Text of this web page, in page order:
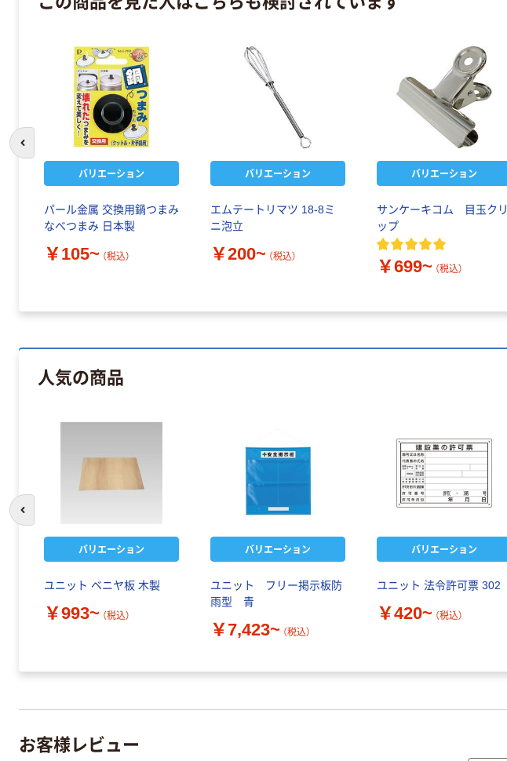
バリエーション
パール金属 交換用鍋つまみ
なべつまみ 日本製
￥105~ （税込）
バリエーション
エムテートリマツ 18-8ミ
ニ泡立
￥200~ （税込）
バリエーション
サンケーキコム 目玉クリ
ップ
￥699~ （税込）
前のスライドへ
人気の商品
バリエーション
ユニット ベニヤ板 木製
￥993~ （税込）
バリエーション
ユニット フリー掲示板防
雨型 青
￥7,423~ （税込）
バリエーション
ユニット 法令許可票 302
￥420~ （税込）
お客様レビュー